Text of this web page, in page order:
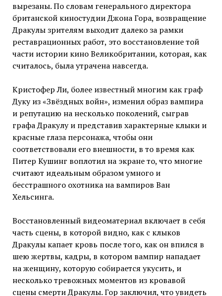
вырезаны. По словам генерального директора
британской киностудии Джона Гора, возвращение
Дракулы зрителям выходит далеко за рамки
реставрационных работ, это восстановление той
части истории кино Великобритании, которая, как
считалось, была утрачена навсегда.
Кристофер Ли, более известный многим как граф
Дуку из «Звёздных войн», изменил образ вампира
и репутацию на несколько поколений, сыграв
графа Дракулу и представив характерные клыки и
красные глаза персонажа, чтобы они
соответствовали его внешности, в то время как
Питер Кушинг воплотил на экране то, что многие
считают идеальным образом умного и
бесстрашного охотника на вампиров Ван
Хельсинга.
Восстановленный видеоматериал включает в себя
часть сцены, в которой видно, как с клыков
Дракулы капает кровь после того, как он впился в
шею жертвы, кадры, в котором вампир нападает
на женщину, которую собирается укусить, и
несколько тревожных моментов из кровавой
сцены смерти Дракулы. Гор заключил, что увидеть